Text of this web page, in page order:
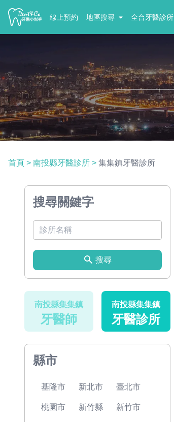
線上預約 地區搜尋 全台牙醫診所
首頁 > 南投縣牙醫診所 > 集集鎮牙醫診所
搜尋關鍵字
搜尋
南投縣集集鎮
牙醫師
南投縣集集鎮
牙醫診所
縣市
基隆市 新北市 臺北市
桃園市 新竹縣 新竹市